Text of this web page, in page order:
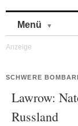
Menü
SCHWERE
Lawrow:
Russland